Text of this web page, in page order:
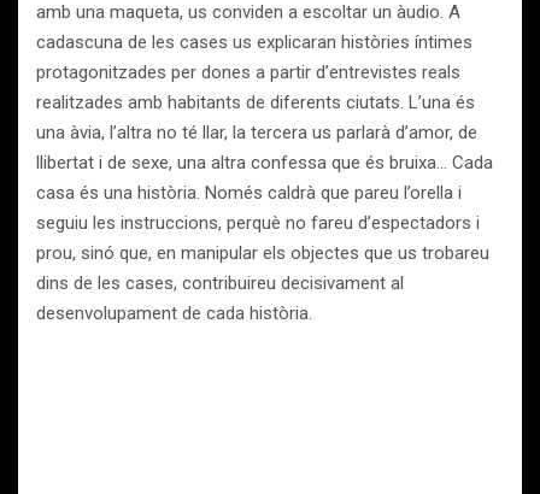
amb una maqueta, us conviden a escoltar un àudio. A
cadascuna de les cases us explicaran històries íntimes
protagonitzades per dones a partir d’entrevistes reals
realitzades amb habitants de diferents ciutats. L’una és
una àvia, l’altra no té llar, la tercera us parlarà d’amor, de
llibertat i de sexe, una altra confessa que és bruixa… Cada
casa és una història. Només caldrà que pareu l’orella i
seguiu les instruccions, perquè no fareu d’espectadors i
prou, sinó que, en manipular els objectes que us trobareu
dins de les cases, contribuireu decisivament al
desenvolupament de cada història.